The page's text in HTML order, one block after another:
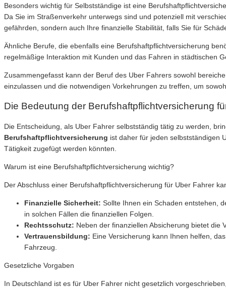
Besonders wichtig für Selbstständige ist eine
Da Sie im Straßenverkehr unterwegs sind und potenziell mit
gefährden, sondern auch Ihre finanzielle Stabilität, falls Sie für
Ähnliche Berufe, die ebenfalls eine Berufshaftpflichtversicherung
regelmäßige Interaktion mit Kunden und das Fahren in städtischen
Zusammengefasst kann der Beruf des Uber Fahrers sowohl
einzulassen und die notwendigen Vorkehrungen zu treffen, um
Die Bedeutung der Berufshaftpflichtversicherung
Die Entscheidung, als Uber Fahrer selbstständig tätig zu werden,
Berufshaftpflichtversicherung ist daher für jeden selbstständigen
Tätigkeit zugefügt werden könnten.
Warum ist eine Berufshaftpflichtversicherung wichtig?
Der Abschluss einer Berufshaftpflichtversicherung für Uber Fahrer
Finanzielle Sicherheit: Sollte Ihnen ein Schaden entstehen,
in solchen Fällen die finanziellen Folgen.
Rechtsschutz: Neben der finanziellen Absicherung bietet die
Vertrauensbildung: Eine Versicherung kann Ihnen helfen,
Fahrzeug.
Gesetzliche Vorgaben
In Deutschland ist es für Uber Fahrer nicht gesetzlich